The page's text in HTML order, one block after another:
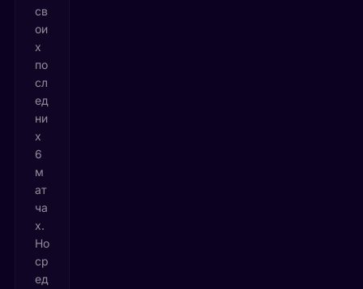
св
ои
х
по
сл
ед
ни
х
6
м
ат
ча
х.
Но
ср
ед